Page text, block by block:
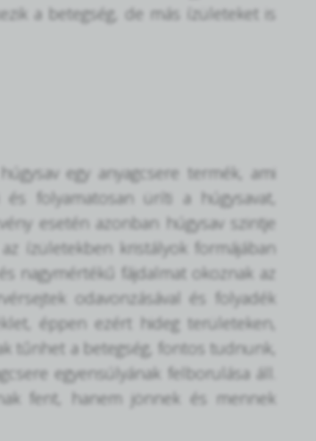
a betegség, de más ízületeket is
egy anyagcsere termék, ami
folyamatosan üríti a húgysavat,
esetén azonban húgysav szintje
ízületekben kristályok formájában
nagymértékű fájdalmat okoznak az
odavonzásával és folyadék
éppen ezért hideg területeken,
tűnhet a betegség, fontos tudnunk,
egyensúlyának felborulása áll.
fent, hanem jönnek és mennek